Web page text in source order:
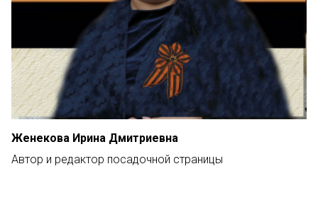
Женекова Ирина Дмитриевна
Автор и редактор посадочной страницы